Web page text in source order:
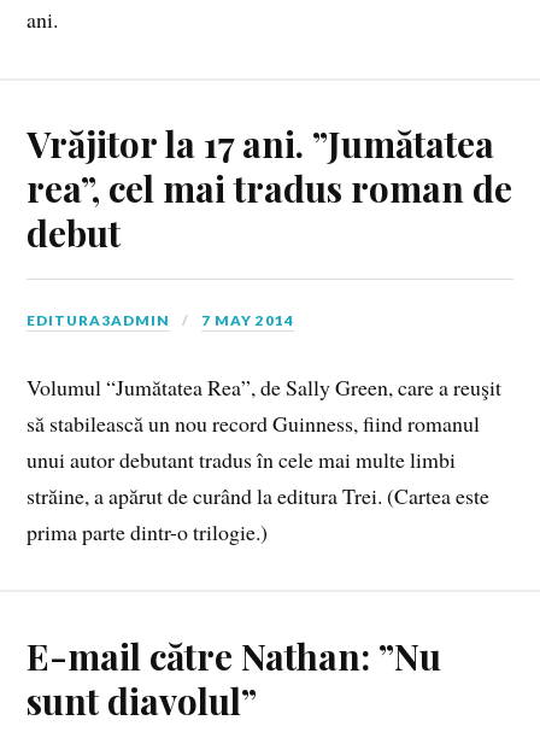
ani.
Vrăjitor la 17 ani. ”Jumătatea
rea”, cel mai tradus roman de
debut
EDITURA3ADMIN 7 MAY 2014
Volumul “Jumătatea Rea”, de Sally Green, care a reuşit
să stabilească un nou record Guinness, fiind romanul
unui autor debutant tradus în cele mai multe limbi
străine, a apărut de curând la editura Trei. (Cartea este
prima parte dintr-o trilogie.)
E-mail către Nathan: ”Nu
sunt diavolul”